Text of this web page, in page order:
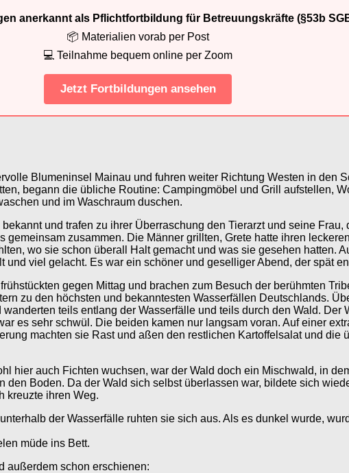
anerkannt als Pflichtfortbildung für Betreuungskräfte (§53b
📦 Materialien vorab per Post
💻 Teilnahme bequem online per Zoom
Jetzt Fortbildungen ansehen
Blumeninsel Mainau und fuhren weiter Richtung Westen in den
begann die übliche Routine: Campingmöbel und Grill aufstellen,
und im Waschraum duschen.
und trafen zu ihrer Überraschung den Tierarzt und seine
zusammen. Die Männer grillten, Grete hatte ihren
wo sie schon überall Halt gemacht und was sie gesehen hatten.
viel gelacht. Es war ein schöner und geselliger Abend, der spät
gegen Mittag und brachen zum Besuch der berühmten
zu den höchsten und bekanntesten Wasserfällen Deutschlands.
teils entlang der Wasserfälle und teils durch den Wald.
es sehr schwül. Die beiden kamen nur langsam voran. Auf einer
machten sie Rast und aßen den restlichen Kartoffelsalat und die
hier auch Fichten wuchsen, war der Wald doch ein Mischwald, in
Boden. Da der Wald sich selbst überlassen war, bildete sich
kreuzte ihren Weg.
der Wasserfälle ruhten sie sich aus. Als es dunkel wurde,
müde ins Bett.
außerdem schon erschienen: